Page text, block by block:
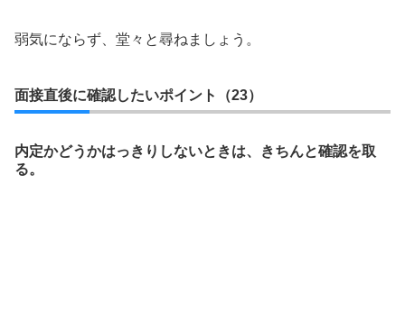
弱気にならず、堂々と尋ねましょう。
面接直後に確認したいポイント（23）
内定かどうかはっきりしないときは、きちんと確認を取
る。